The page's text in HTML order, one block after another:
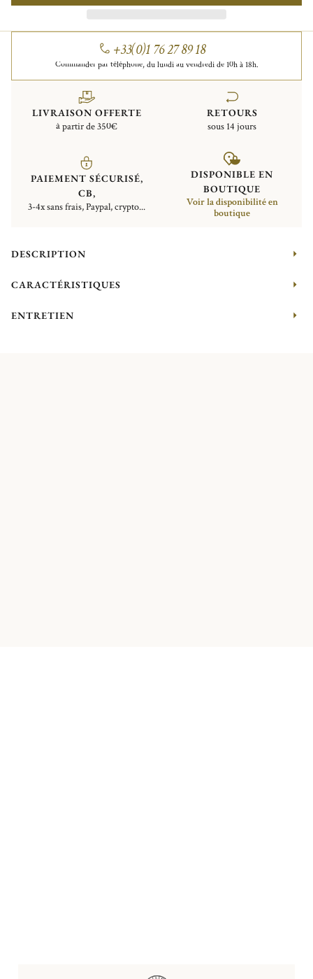
+33(0)1 76 27 89 18
Commander par téléphone, du lundi au vendredi de 10h à 18h.
LIVRAISON OFFERTE
à partir de 350€
RETOURS
sous 14 jours
PAIEMENT SÉCURISÉ,
CB,
3-4x sans frais, Paypal, crypto...
DISPONIBLE EN
BOUTIQUE
Voir la disponibilité en
boutique
DESCRIPTION
CARACTÉRISTIQUES
ENTRETIEN